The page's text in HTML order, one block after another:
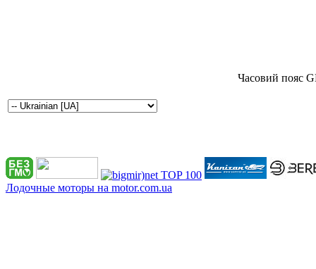
Часовий пояс
Лодочные моторы на motor.com.ua